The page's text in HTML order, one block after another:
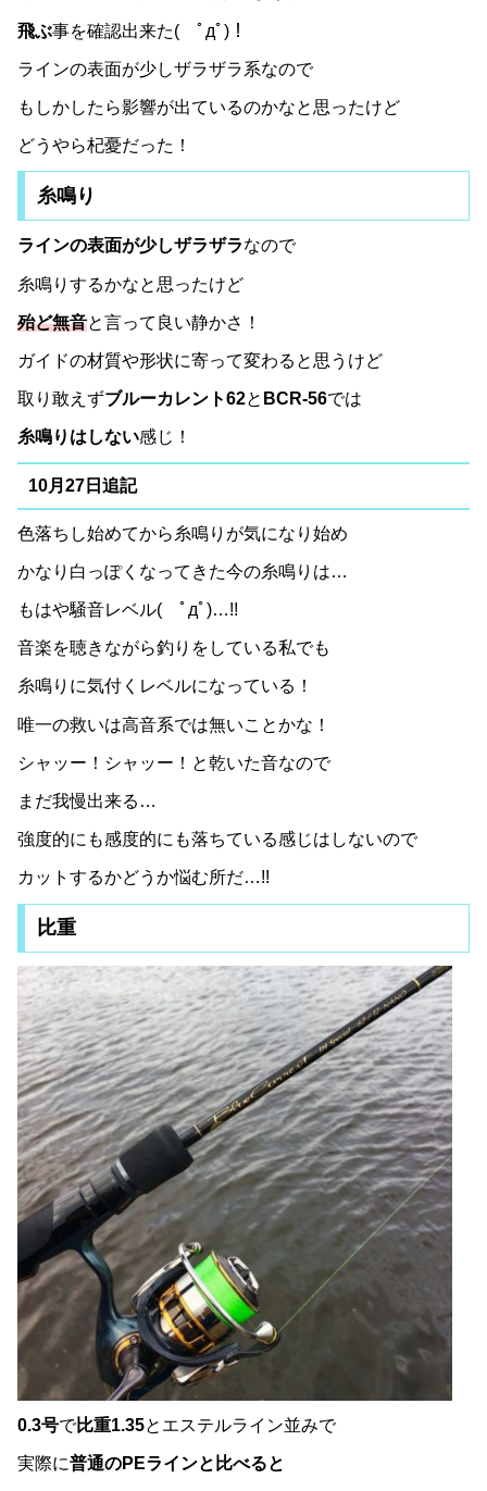
飛ぶ事を確認出来た( ﾟдﾟ)！
ラインの表面が少しザラザラ系なので
もしかしたら影響が出ているのかなと思ったけど
どうやら杞憂だった！
糸鳴り
ラインの表面が少しザラザラなので
糸鳴りするかなと思ったけど
殆ど無音と言って良い静かさ！
ガイドの材質や形状に寄って変わると思うけど
取り敢えずブルーカレント62と BCR-56では
糸鳴りはしない感じ！
10月27日追記
色落ちし始めてから糸鳴りが気になり始め
かなり白っぽくなってきた今の糸鳴りは…
もはや騒音レベル( ﾟдﾟ)…!!
音楽を聴きながら釣りをしている私でも
糸鳴りに気付くレベルになっている！
唯一の救いは高音系では無いことかな！
シャッー！シャッー！と乾いた音なので
まだ我慢出来る…
強度的にも感度的にも落ちている感じはしないので
カットするかどうか悩む所だ…!!
比重
0.3号で比重1.35とエステルライン並みで
実際に普通のPEラインと比べると